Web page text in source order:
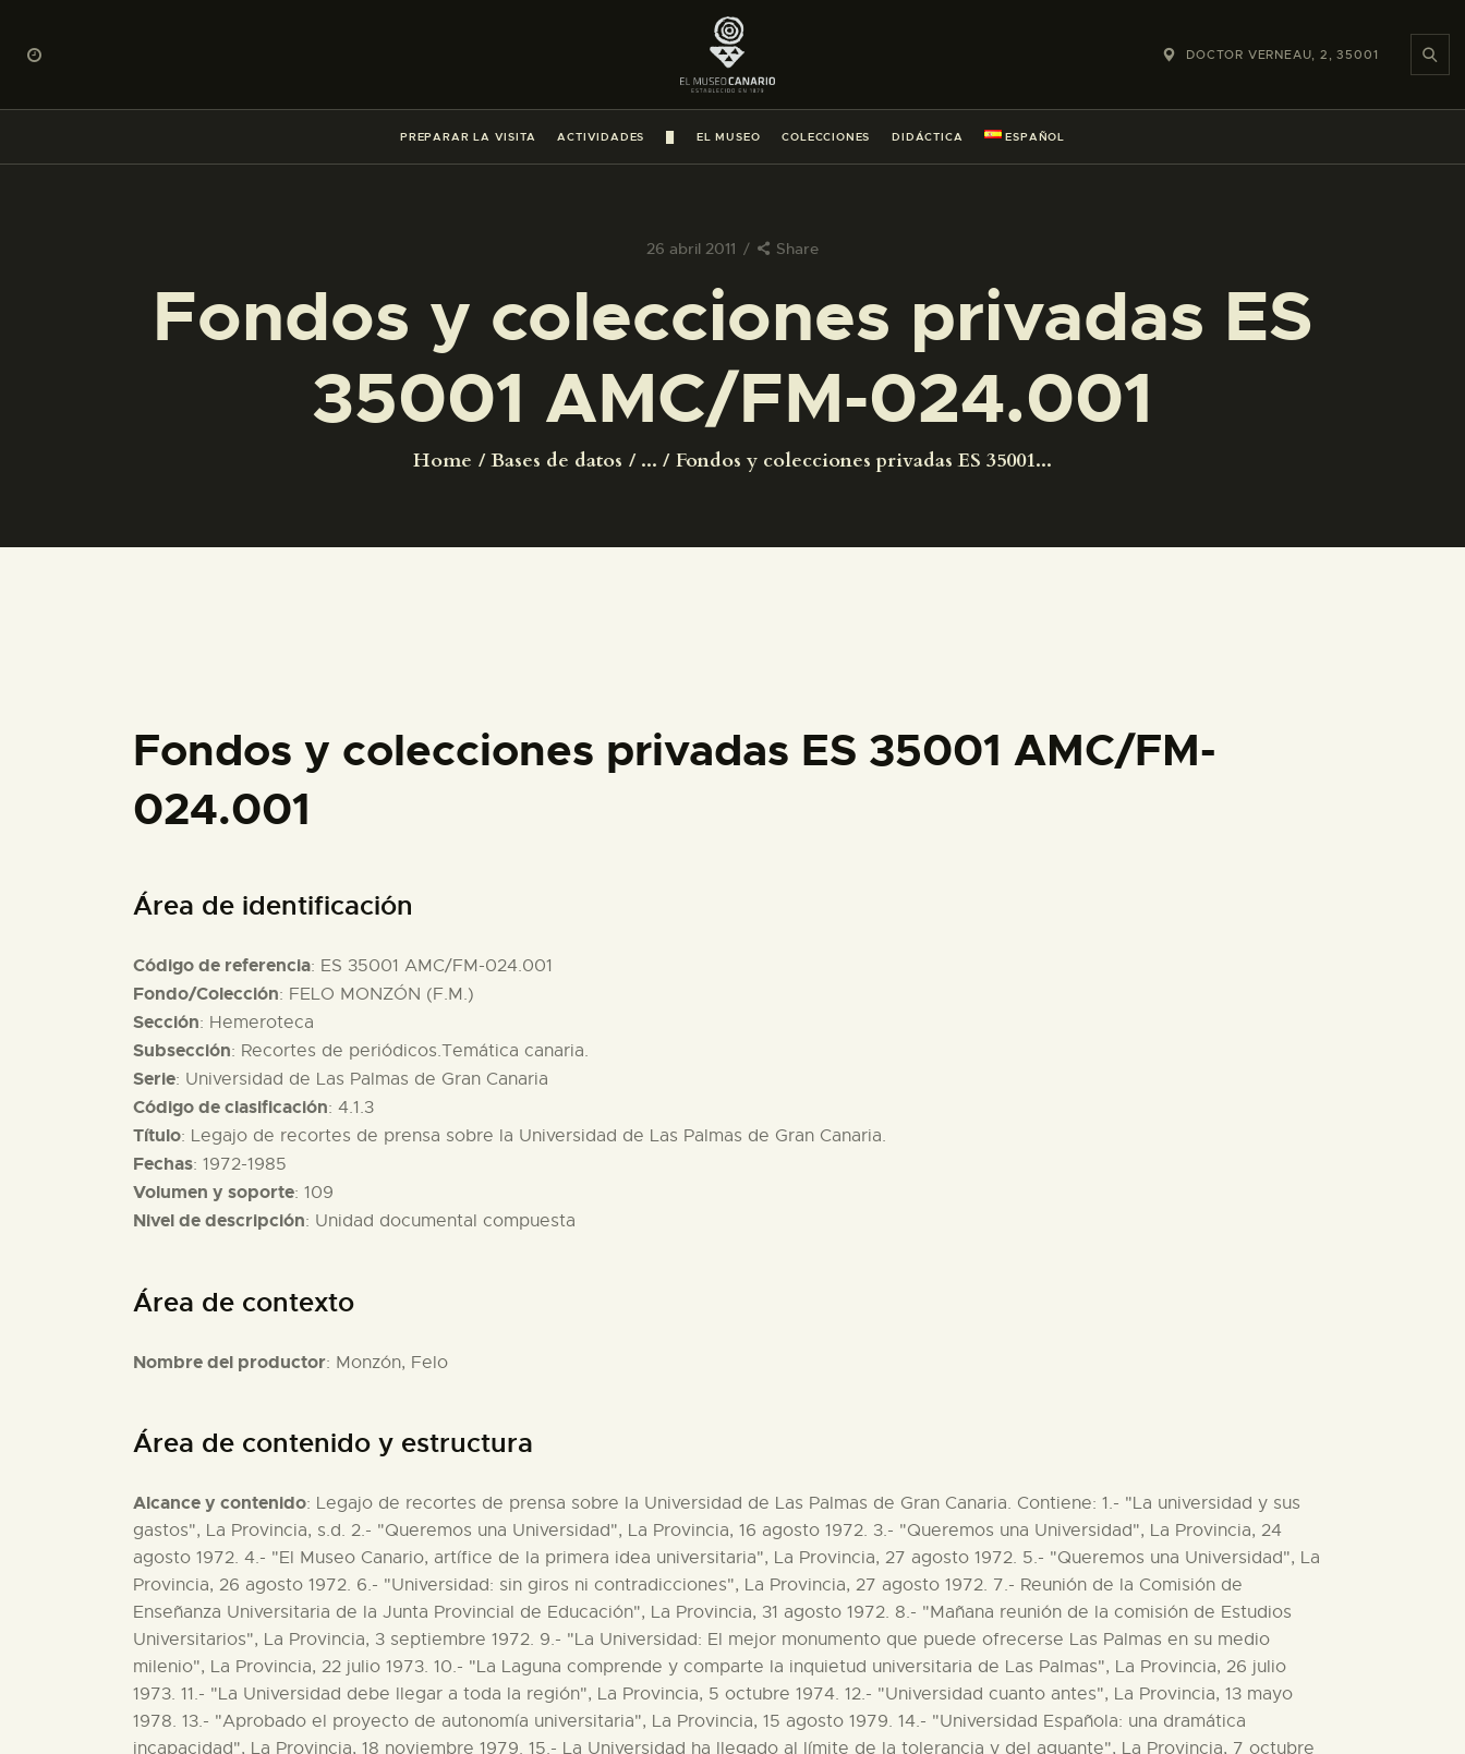
DOCTOR VERNEAU, 2, 35001
PREPARAR LA VISITA ACTIVIDADES EL MUSEO COLECCIONES DIDÁCTICA ESPAÑOL
26 abril 2011 Share
Fondos y colecciones privadas ES
35001 AMC/FM-024.001
Home Bases de datos ... Fondos y colecciones privadas ES 35001...
PREPARAR LA VISITA
ACTIVIDADES
█
COLECCIONES
DIDÁCTICA
ESPAÑOL
Fondos y colecciones privadas ES 35001 AMC/FM-
024.001
Área de identificación
Código de referencia: ES 35001 AMC/FM-024.001
Fondo/Colección: FELO MONZÓN (F.M.)
Sección: Hemeroteca
Subsección: Recortes de periódicos.Temática canaria.
Serie: Universidad de Las Palmas de Gran Canaria
Código de clasificación: 4.1.3
Título: Legajo de recortes de prensa sobre la Universidad de Las Palmas de Gran Canaria.
Fechas: 1972-1985
Volumen y soporte: 109
Nivel de descripción: Unidad documental compuesta
Área de contexto
Nombre del productor: Monzón, Felo
Área de contenido y estructura
Alcance y contenido: Legajo de recortes de prensa sobre la Universidad de Las Palmas de Gran Canaria. Contiene: 1.- "La universidad y sus gastos", La Provincia, s.d. 2.- "Queremos una Universidad", La Provincia, 16 agosto 1972. 3.- "Queremos una Universidad", La Provincia, 24 agosto 1972. 4.- "El Museo Canario, artífice de la primera idea universitaria", La Provincia, 27 agosto 1972. 5.- "Queremos una Universidad", La Provincia, 26 agosto 1972. 6.- "Universidad: sin giros ni contradicciones", La Provincia, 27 agosto 1972. 7.- Reunión de la Comisión de Enseñanza Universitaria de la Junta Provincial de Educación", La Provincia, 31 agosto 1972. 8.- "Mañana reunión de la comisión de Estudios Universitarios", La Provincia, 3 septiembre 1972. 9.- "La Universidad: El mejor monumento que puede ofrecerse Las Palmas en su medio milenio", La Provincia, 22 julio 1973. 10.- "La Laguna comprende y comparte la inquietud universitaria de Las Palmas", La Provincia, 26 julio 1973. 11.- "La Universidad debe llegar a toda la región", La Provincia, 5 octubre 1974. 12.- "Universidad cuanto antes", La Provincia, 13 mayo 1978. 13.- "Aprobado el proyecto de autonomía universitaria", La Provincia, 15 agosto 1979. 14.- "Universidad Española: una dramática incapacidad", La Provincia, 18 noviembre 1979. 15.- La Universidad ha llegado al límite de la tolerancia y del aguante", La Provincia, 7 octubre 1980. 16.- "Reutilización del Hospital San Martín", La Provincia, 31 mayo 1981. 17.- "Las tasas universitarias suben un 25 por ciento", La Provincia, 21 agosto 1981. 18.- "Pulido Castro, rector en funciones de la politécnica", La Provincia, 5 septiembre 1981. 19.- "Reactivada la editorial de la Universidad de La Laguna", La Provincia, 6 noviembre 1981. 20.- "La Politécnica, una herramienta para el desarrollo del archipiélago", La Provincia 11 noviembre 1981. 21.- "Rubio Royo, nuevo presidente de la gestora de la Universidad Politécnica de Las Palmas", La Provincia, 27 marzo 1982. 22.- "Canarias dejará de ser de segundo nivel", La Provincia, 27 abril 1982 23.- "El Colegio Universitario, un logro de elevado nivel científico y tecnológico", La Provincia, 28 abril 1982. 24.- "Las Palmas necesita una Universidad", La Provincia, 28 mayo 1982. 25.- "La Politécnica de Las Palmas y La Laguna deben ponerse de acuerdo", La Provincia, 5 junio 1982. 26.- "La Universidad Politécnica de Las Palmas decide su ampliación", La Provincia, 10 junio 1982. 27.- "La Laguna amenaza a la Politécnica de Las Palmas", La Provincia, 11 junio 1982. 28.- "El ministerio está preocupado por la situación universitaria de Las Islas" y "El Colegio Universitario dependerá de la Politécnica", La Provincia, 12 junio 1982. 29.- "Las asociaciones de padres de alumnos, por una Universidad Autónoma para Las Palmas" y "UPC por una universidad canaria", La Provincia, 13 junio 1982. 30.-"La prensa tinerfeña, encendida por la polémica universitaria", "La política universitaria regional deberá elaborarla el Parlamento Canario", "Aspiración unánime: Universidad para Las Palmas" y "Subasta de mobiliario para laboratorio de la Escuela Técnica Superior de Ingenieros", La Provincia, 16 junio 1982. 31.- "Nuevos pronunciamientos tinerfeños a favor de la Universidad de La Laguna", "La cuestión Universitaria es un test de Las posibilidades regionales canarias", "La Universidad de Las Palmas, una exigencia inaplazable", La Provincia, 17 junio 1982. 32.- "Las contradicciones de los partidos mayoritarios pasan a primer plano", La Provincia, 19 junio 1982. 33.- "Mas pronunciamientos sobre la Universidad de Las Palmas", "La larga marcha de la Universidad de Las Palmas", La Provincia, 20 junio 1982. 34.- "Apoyo a la Universidad de Las Palmas", "Los políticos, la universidad y el surfing", La Provincia, 24 junio 1982. 35.- "El círculo y… la deseada universidad", "Las Palmas, marginada"La Provincia, 27 junio 1982. 36.- "Una región y dos universidades o dos uniersidades sin región", "Teror: la finca de Osorio y la Universidad Canaria", "Universidad Politécnica y sociedad" y "La universalidad de la Universidad", La Provincia, 30 junio 1982. 37.- "Universidad: inviable la solución Regionalizada", La Provincia, 1 julio 1982. 38.- "PSOE y Alianza Popular, a favor de la Universidad de Las Palmas", La Provincia, 2 julio 1982. 39.- "El rector de La Laguna realmente preocupado", La Provincia, 2 julio 1982 40.- "Los empresarios facilitarán la asistencia de los trabajadores a la manifestación", "El Cabildo tinerfeño, contra el desdoblamineto universitario", "Las fuerzas políticas debatieron la cuestión universitaria", La Provincia, 3- julio 1982. 41.- "Más de doscientos mil manifestantes", "El manifiesto pro universidad, enviado a Calvo Sotelo", "Los políticos impresionados del éxito", "Alberto de Armas dimitió como presidente regional del PSC-PSOE", "Doscientos mil corazones en la primera etapa del camino", "Más ateniense que tribal", La Provincia, 8 julio 1982. 42.- "La clave estáen la fundación universidad de Las Palmas (garcía Blairsy)", "Algunos ayuntamientos tinerfeños fueron ayer a la huelga", La Provincia, 9 julio 1982 43.- "El surrealismo político", "Tenerife hará una gran demostración", "Ucelay espera que los partidos negocien la cuestión universitaria", "La Universidad ¿Capricho o necesidad?", "Fernando Giménez volverá a convocar la asamblea de alcaldes", La Provincia, 11 julio 1982. 44.-"La Laguna denuncia al Colegio Universitario de Las Palmas", "La cumbre tinerfeña, en defensa de la Universidad de La Laguna y la Unidad de Canarias" , La Provincia, 13 julio 1982. 45.- "La Junta de Gobierno de la Universidad Politécnica ha hecho lo que tenía que hacer", La Provincia, 14-VII-1982. 46.- "Tenerife protestó a su manera", La Provincia, 15 julio 1982. 47.- "Informe sobre la cuestión universitaria", "Las APAS podrían convocar una Huelga General de Enseñanza", La Provincia, 22- julio 1982. 48.- "Ruptura en la Junta", "Ucelay: No se trata de un acuerdo vinculante", La Coordinadora de Apas pide audiencia al rey", "Frustación total de la esperanza de Las Palmas", 24 julio 1982. 49.- "UCD-Las Palmas pone sus cargos a disposición de Lavilla", "García Blairsy: la lucha no terminrá", "Ucelay: no hubo manipulación en el debate", "Los scauts de Las Palmas con la Universidad", La Provincia, 25 julio 1982. 50.- "El Colegio Universitario de Las Palmas descalifica los acuerdos de la Junta", La Provincia, 28 julio 1982. 51.- "García de Enterria justifica el acuerdo de la Junta", La Provincia, 30 julio 1982. 52.- "La Universidad, la izquieda y UPC", La Provincia, 8 julio 1982. 53.- "Aspectos de los creación de centros universitario en Gran Canaria", 12 julio 1982. 54.- "El Cabildo de Gran Canaria, dispuesto a mantener el apoyo económico al Colegio Universitario", La Provincia, 12 julio 1982. 55.- "Las tasas universitarias aumentarán un veinticinco por ciento", La Provincia, 17 agosto 1982. 56.- "El día 25, X aniversario de la asamblea pro universidad", La Provincia, 20 agosto 1982. 57.- "Amplio paquete de medidas universitarias", La Provincia, 4 septiembre 1982. 58.- "Solución política para una demanda popular", La Provincia, 5 septiembre 1982. 59.- "La Universidad y la región", La Provincia, 8 septiembre 1982. 60.- "La Laguna boicoteó la facultad de ciencias del mar", La Provincia, 11 septiembre 1982. 61.- "La Politécnica considera que los medidas universitarias no cambian la situación administrativa e institucional", "La Universidad Politécnica responde al ministerio", La Provincia, 16 septiembre 1982. 62.- "Hoy, importnate reunión del patronato del colegio Universitario", "Una crónica universitaria chicharrera", La Provincia, 17 septiembre 1982. 63.- "Las clases sociales en el conflicto universitario y en el pleito insular", La Provincia, 19 septiembre 1982. 64.- "Las clases sociales en el conflicto universitario y en el pleito insular (2)", La Provincia, 21 septiembre 1982. 65.- "Las clases sociales en el conflicto universitario y en el pleito insular (3)", La Provincia, 22 septiembre 1982. 66.- "En el aniversario del plebiscito popular pro universidad", "A los doscientos mil manisfestantes", La Provincia, 1 junio 1983. 67.- ·El manifiesto pro-universidad sigue teninedo vigencia", La Provincia, 5 julio 1983. 68.- "Todos por la Universidad plena para Las Palmas", La Provincia, 7 julio 1983. 69.- "Resurge la reivindicación universitaria", "El rector de la Politécnica, satisfecho por el desarrollo de la causa pro-universidad", Bernardino Mateos reclama la creación de la Universidad en un plazo máximo de cuatro años",La Provincia, 6 julio 1983. 70.- "Se traspasa el Colegio Universitario a la Universidad de La Laguna", La Provincia, 19 enero 1984. 71.- "La oposición y las APAS, en contra de la integración del Colegio Universitario en La Laguna", La Provincia, 20 enero 1984. 72.- "Consumatum est", La Provincia, 24 enero 1984. 73.- "El pleno del Cabildo suspendido", "El CIT, contra la iontegración del Colegio Universitario en La Laguna", La Provincia, 25 enero 1984. 74.- "El pacto secreto de La Laguna", La Provincia, 28 enero 1984. 75.- "La Politécnica, marco natural del CULP", La Provincia, 31 enero 1984. 76.- "Los estudiantes piden al Cabildo que paralice la integración en La Laguna", "El Colegio universitario debe integrarse en la Politécnica", La Provincia, 29 enero 1984. 77.- "La Fundación Universitaria pide al Cabildo que cumpla sus compromisos de 1982", "Las entre líneas del tema universitario", "La Universidad de Canarias", La Provincia, 5 febrero 1984. 78.- "El Colegio de Abogados, por la adscripción a la Politécnica del Colegio Universitario", La Provincia, 15 febrero 1984. 79.- "El problema de la Universidad de Las Palmas", La Provincia, 23 febrero 1984. 80.- "Universidad Politécnica: del artículo 5º y otros", "Una Universidad sin fronteras", "Nueva polémica universitaria", "Crónica de una traición anunciada" La Provincia, 9 abril 1985. 81.- "La Universidad ante el nuevo curso", La Provincia, 7 julio 1985. 82.- "Bellas Artes re